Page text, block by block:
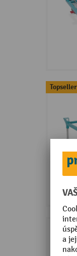
Topseller